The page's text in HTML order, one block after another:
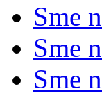
Sme
Sme
Sme